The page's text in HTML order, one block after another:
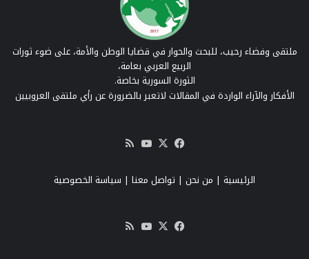
ملتقى وفضاء رحيب، للبحث والحوار في قضايا الوطن والأمة، على ضوء ثورات
الربيع العربي بعامة،
الثورة السورية بخاصة.
الأفكار والآراء الواردة في المقالات لاتعبر بالضرورة عن رأي ملتقى العروبيين
فيسبوك
‫X
‫YouTube
RSS
الرئيسية | من نحن | تواصل معنا | سياسة الخصوصية
فيسبوك
‫X
‫YouTube